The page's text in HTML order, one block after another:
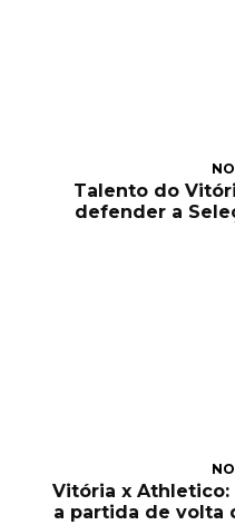
Talento do
defender a
Vitória x Athletico:
a partida de volta